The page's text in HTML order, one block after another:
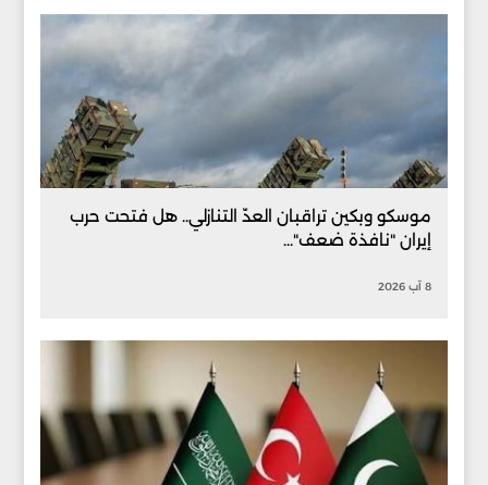
موسكو وبكين تراقبان العدّ التنازلي.. هل فتحت حرب
إيران "نافذة ضعف"...
8 آب 2026